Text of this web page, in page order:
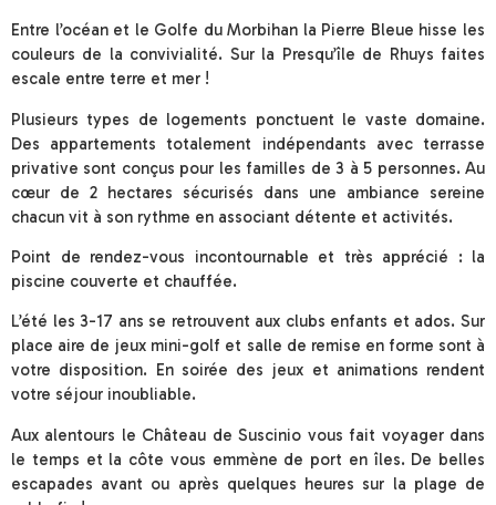
Entre l’océan et le Golfe du Morbihan la Pierre Bleue hisse les
couleurs de la convivialité. Sur la Presqu’île de Rhuys faites
escale entre terre et mer !
Plusieurs types de logements ponctuent le vaste domaine.
Des appartements totalement indépendants avec terrasse
privative sont conçus pour les familles de 3 à 5 personnes. Au
cœur de 2 hectares sécurisés dans une ambiance sereine
chacun vit à son rythme en associant détente et activités.
Point de rendez-vous incontournable et très apprécié : la
piscine couverte et chauffée.
L’été les 3-17 ans se retrouvent aux clubs enfants et ados. Sur
place aire de jeux mini-golf et salle de remise en forme sont à
votre disposition. En soirée des jeux et animations rendent
votre séjour inoubliable.
Aux alentours le Château de Suscinio vous fait voyager dans
le temps et la côte vous emmène de port en îles. De belles
escapades avant ou après quelques heures sur la plage de